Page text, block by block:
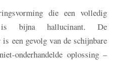
die een volledig
is bijna hallucinant. De
een gevolg van de schijnbare
onderhandelde oplossing –